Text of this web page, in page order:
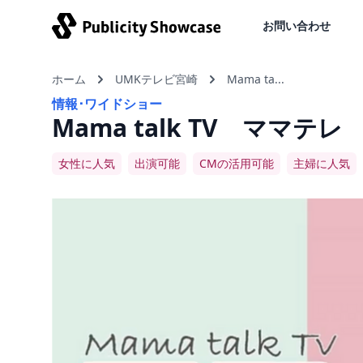
お問い合わせ
ホーム UMKテレビ宮崎 Mama ta...
情報･ワイドショー
Mama talk TV ママテレ
女性に人気 出演可能 CMの活用可能 主婦に人気